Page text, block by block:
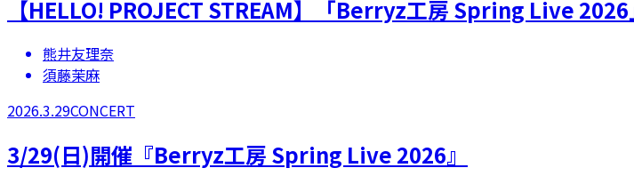
【​HELLO! PROJECT STREAM】「Berryz工房 Spring Live 2026
熊井友理奈
須藤茉麻
2026.3.29CONCERT
3/29(日)開催『Berryz工房 Spring Live 2026』